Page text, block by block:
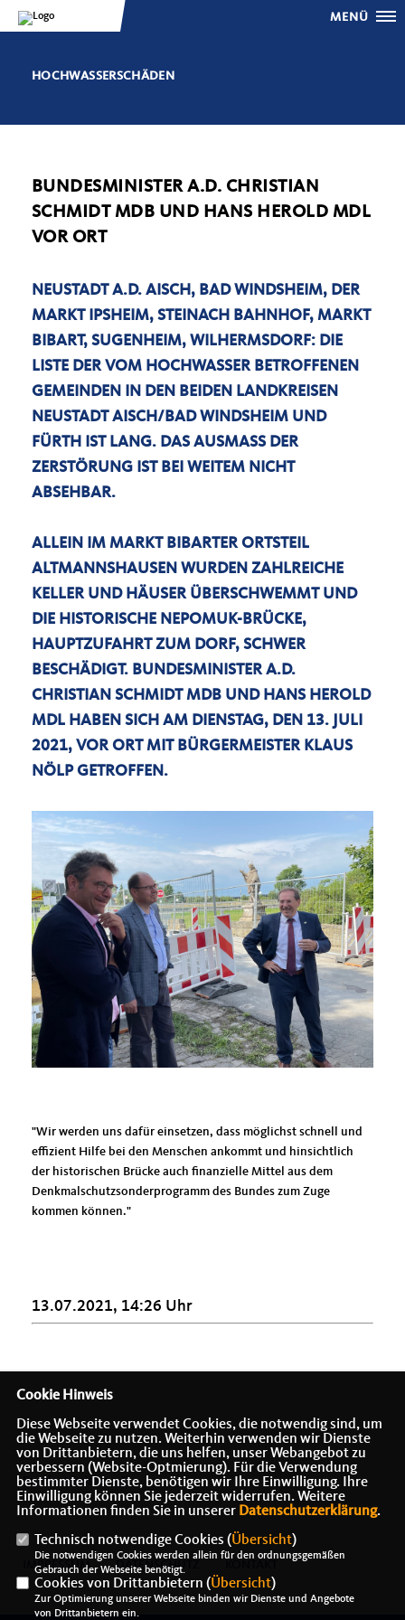
MENÜ
HOCHWASSERSCHÄDEN
BUNDESMINISTER A.D. CHRISTIAN
SCHMIDT MDB UND HANS HEROLD MDL
VOR ORT
NEUSTADT A.D. AISCH, BAD WINDSHEIM, DER
MARKT IPSHEIM, STEINACH BAHNHOF, MARKT
BIBART, SUGENHEIM, WILHERMSDORF: DIE
LISTE DER VOM HOCHWASSER BETROFFENEN
GEMEINDEN IN DEN BEIDEN LANDKREISEN
NEUSTADT AISCH/BAD WINDSHEIM UND
FÜRTH IST LANG. DAS AUSMASS DER Z
ERSTÖRUNG IST BEI WEITEM NICHT A
BSEHBAR.
ALLEIN IM MARKT BIBARTER ORTSTEIL
ALTMANNSHAUSEN WURDEN ZAHLREICHE
KELLER UND HÄUSER ÜBERSCHWEMMT UND
DIE HISTORISCHE NEPOMUK-BRÜCKE,
HAUPTZUFAHRT ZUM DORF, SCHWER
BESCHÄDIGT. BUNDESMINISTER A.D.
CHRISTIAN SCHMIDT MDB UND HANS HEROLD
MDL HABEN SICH AM DIENSTAG, DEN 13. JULI
2021, VOR ORT MIT BÜRGERMEISTER KLAUS
NÖLP GETROFFEN.
"Wir werden uns dafür einsetzen, dass möglichst schnell und
effizient Hilfe bei den Menschen ankommt und hinsichtlich
der historischen Brücke auch finanzielle Mittel aus dem
Denkmalschutzsonderprogramm des Bundes zum Zuge
kommen können."
13.07.2021, 14:26 Uhr
Bundesminister a.D.
IMPRESSUM DATENSCHUTZ
Cookie Hinweis
Diese Webseite verwendet Cookies, die notwendig sind, um
die Webseite zu nutzen. Weiterhin verwenden wir Dienste
von Drittanbietern, die uns helfen, unser Webangebot zu
verbessern (Website-Optmierung). Für die Verwendung
bestimmter Dienste, benötigen wir Ihre Einwilligung. Ihre
Einwilligung können Sie jederzeit widerrufen. Weitere
Informationen finden Sie in unserer Datenschutzerklärung.
Technisch notwendige Cookies (Übersicht)
Die notwendigen Cookies werden allein für den ordnungsgemäßen
Gebrauch der Webseite benötigt.
Cookies von Drittanbietern (Übersicht)
Zur Optimierung unserer Webseite binden wir Dienste und Angebote
von Drittanbietern ein.